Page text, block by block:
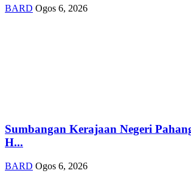
BARD Ogos 6, 2026
Sumbangan Kerajaan Negeri
H...
BARD Ogos 6, 2026